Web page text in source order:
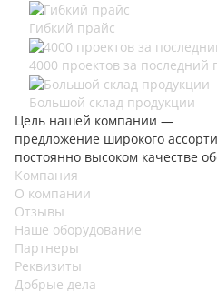
Гибкий прайс
4000 проектов за последний
Большой склад продукции
Цель нашей компании —
предложение широкого
постоянно высоком качестве
Компания
О компании
Отзывы
Наше оборудование
Партнеры
Реквизиты
Добрые дела